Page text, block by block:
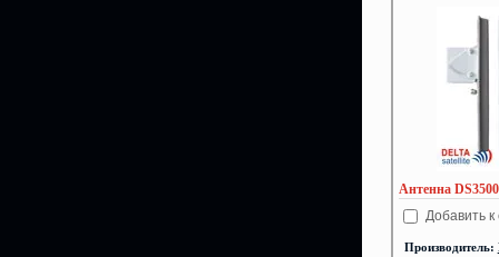
Антенна
Добавить
Производитель: